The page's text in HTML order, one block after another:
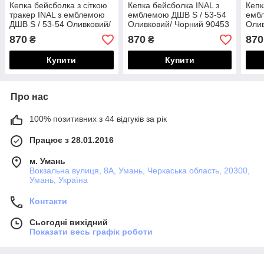
Кепка бейсболка з сіткою
тракер INAL з емблемою
ДШВ S / 53-54 Оливковий/
Чорний 100453
870 ₴
Купити
Кепка бейсболка INAL з
емблемою ДШВ S / 53-54
Оливковий/ Чорний 90453
870₴
Купити
870
Про нас
100% позитивних з 44 відгуків за рік
Працює з 28.01.2016
м. Умань
Вокзальна вулиця, 8А, Умань, Черкаська область, 20300,
Умань, Україна
Контакти
Сьогодні вихідний
Показати весь графік роботи